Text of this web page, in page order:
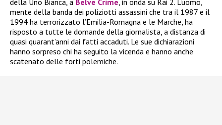
mente della banda dei poliziotti assassini che tra il 1987 e il
1994 ha terrorizzato l’Emilia-Romagna e le Marche, ha
risposto a tutte le domande della giornalista, a distanza di
quasi quarant’anni dai fatti accaduti. Le sue dichiarazioni
hanno sorpreso chi ha seguito la vicenda e hanno anche
scatenato delle forti polemiche.